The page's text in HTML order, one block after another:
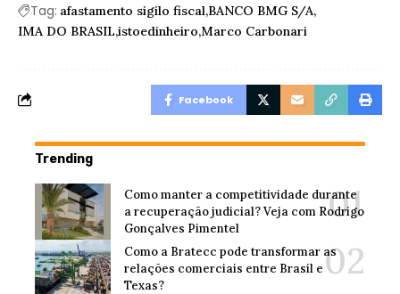
Tag: afastamento sigilo fiscal BANCO BMG S/A
IMA DO BRASIL istoedinheiro Marco Carbonari
Facebook
Trending
Como manter a competitividade durante
a recuperação judicial? Veja com Rodrigo
Gonçalves Pimentel
Como a Bratecc pode transformar as
relações comerciais entre Brasil e
Texas?